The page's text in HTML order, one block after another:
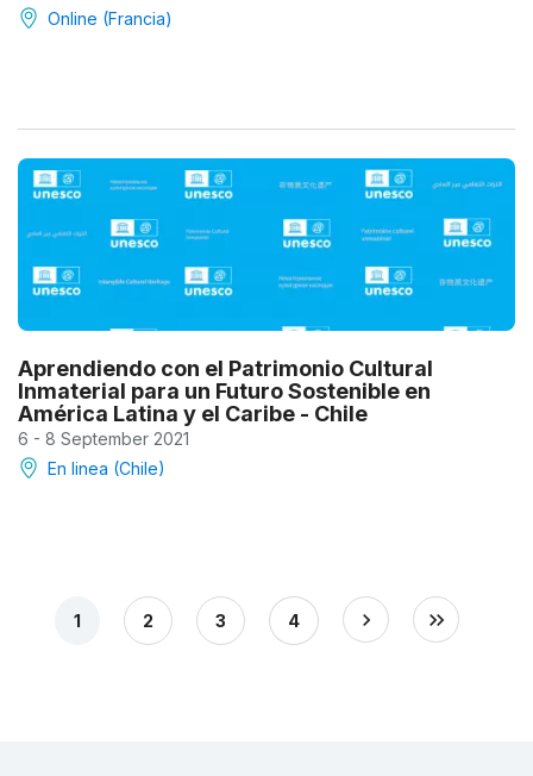
Online (Francia)
Aprendiendo con el Patrimonio Cultural
Inmaterial para un Futuro Sostenible en
América Latina y el Caribe - Chile
6 - 8 September 2021
En linea (Chile)
1 2 3 4